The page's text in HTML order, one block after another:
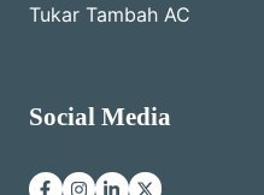
Tukar Tambah AC
Social Media